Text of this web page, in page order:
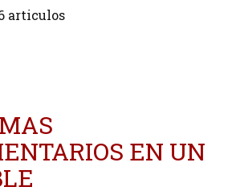
articulos
EN UN